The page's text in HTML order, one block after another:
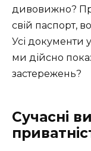
дивовижно?
свій паспорт,
Усі документи
ми дійсно
застережень?
Сучасні